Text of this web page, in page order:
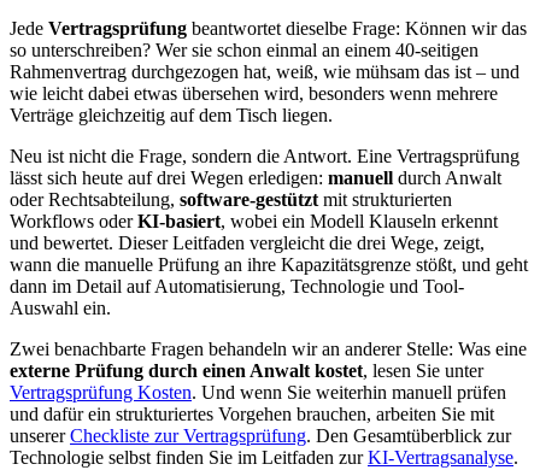
Jede Vertragsprüfung beantwortet dieselbe Frage: Können wir das
so unterschreiben? Wer sie schon einmal an einem 40-seitigen
Rahmenvertrag durchgezogen hat, weiß, wie mühsam das ist – und
wie leicht dabei etwas übersehen wird, besonders wenn mehrere
Verträge gleichzeitig auf dem Tisch liegen.
Neu ist nicht die Frage, sondern die Antwort. Eine Vertragsprüfung
lässt sich heute auf drei Wegen erledigen: manuell durch Anwalt
oder Rechtsabteilung, software-gestützt mit strukturierten
Workflows oderKI-basiert, wobei ein Modell Klauseln erkennt
und bewertet. Dieser Leitfaden vergleicht die drei Wege, zeigt,
wann die manuelle Prüfung an ihre Kapazitätsgrenze stößt, und geht
dann im Detail auf Automatisierung, Technologie und Tool-
Auswahl ein.
Zwei benachbarte Fragen behandeln wir an anderer Stelle: Was eine
externe Prüfung durch einen Anwalt kostet, lesen Sie unter
Vertragsprüfung Kosten. Und wenn Sie weiterhin manuell prüfen
und dafür ein strukturiertes Vorgehen brauchen, arbeiten Sie mit
unsererCheckliste zur Vertragsprüfung. Den Gesamtüberblick zur
Technologie selbst finden Sie im Leitfaden zurKI-Vertragsanalyse.